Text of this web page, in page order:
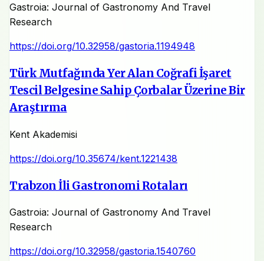
Gastroia: Journal of Gastronomy And Travel
Research
https://doi.org/10.32958/gastoria.1194948
Türk Mutfağında Yer Alan Coğrafi İşaret
Tescil Belgesine Sahip Çorbalar Üzerine Bir
Araştırma
Kent Akademisi
https://doi.org/10.35674/kent.1221438
Trabzon İli Gastronomi Rotaları
Gastroia: Journal of Gastronomy And Travel
Research
https://doi.org/10.32958/gastoria.1540760